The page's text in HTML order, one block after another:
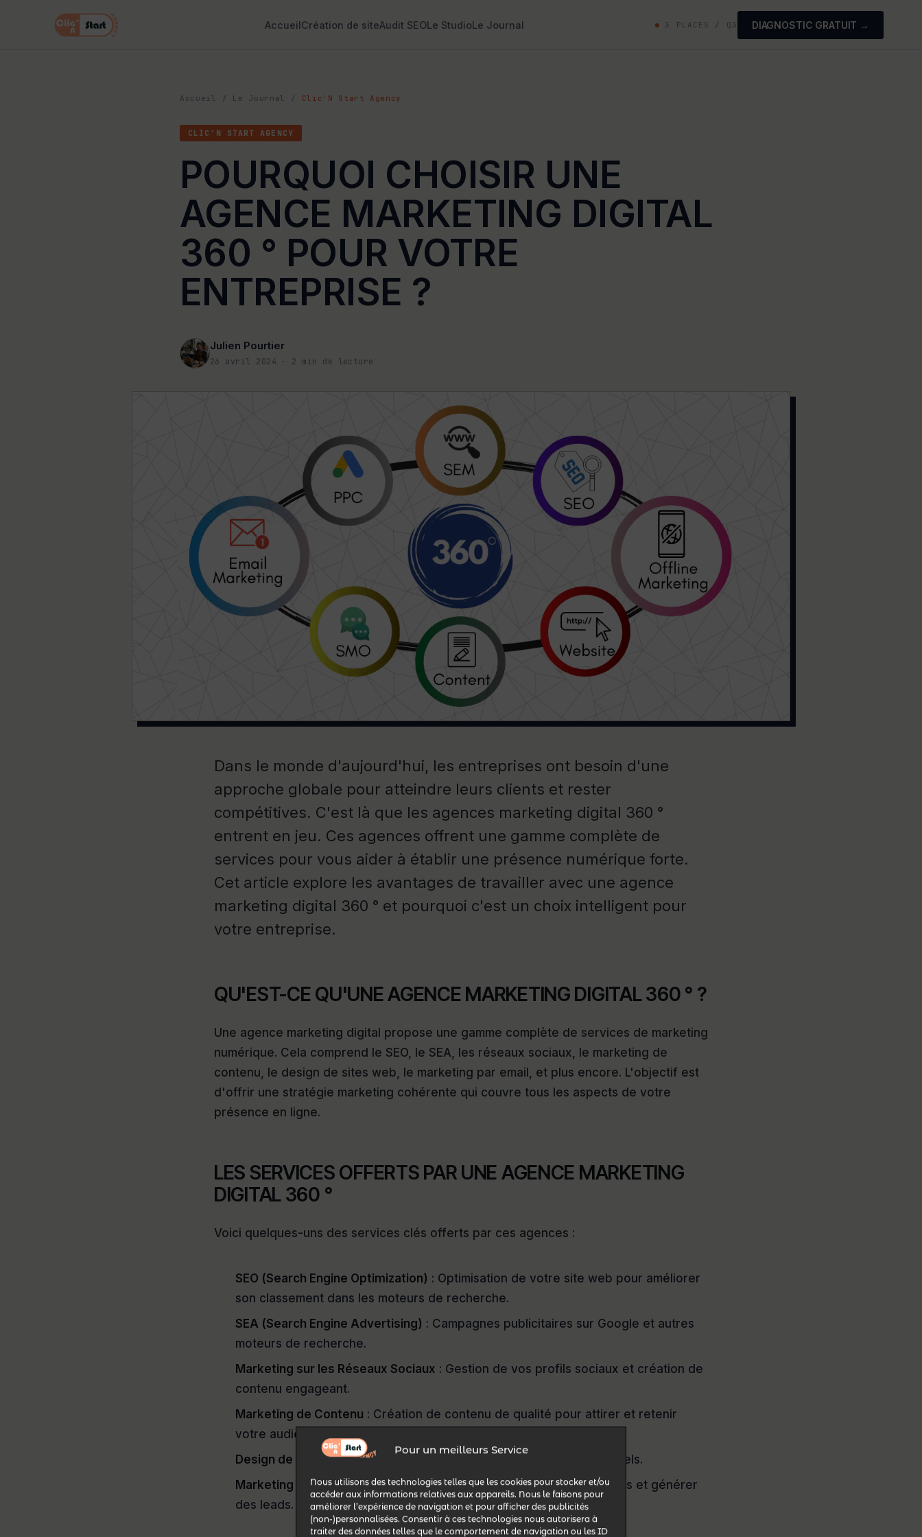
Pour un meilleurs Service
Nous utilisons des technologies telles que les cookies pour stocker et/ou
accéder aux informations relatives aux appareils. Nous le faisons pour
améliorer l’expérience de navigation et pour afficher des publicités
(non-)personnalisées. Consentir à ces technologies nous autorisera à
traiter des données telles que le comportement de navigation ou les ID
AccueilCréation de siteAudit SEOLe StudioLe Journal 3 PLACES / Q3 DIAGNOSTIC GRATUIT →
Accueil / Le Journal / Clic'N Start Agency
CLIC'N START AGENCY
POURQUOI CHOISIR UNE
AGENCE MARKETING DIGITAL
360 ° POUR VOTRE
ENTREPRISE ?
Julien Pourtier
26 avril 2024 · 2 min de lecture
Dans le monde d'aujourd'hui, les entreprises ont besoin d'une
approche globale pour atteindre leurs clients et rester
compétitives. C'est là que les agences marketing digital 360 °
entrent en jeu. Ces agences offrent une gamme complète de
services pour vous aider à établir une présence numérique forte.
Cet article explore les avantages de travailler avec une agence
marketing digital 360 ° et pourquoi c'est un choix intelligent pour
votre entreprise.
QU'EST-CE QU'UNE AGENCE MARKETING DIGITAL 360 ° ?
Une agence marketing digital propose une gamme complète de services de marketing
numérique. Cela comprend le SEO, le SEA, les réseaux sociaux, le marketing de
contenu, le design de sites web, le marketing par email, et plus encore. L'objectif est
d'offrir une stratégie marketing cohérente qui couvre tous les aspects de votre
présence en ligne.
LES SERVICES OFFERTS PAR UNE AGENCE MARKETING
DIGITAL 360 °
Voici quelques-uns des services clés offerts par ces agences :
SEO (Search Engine Optimization) : Optimisation de votre site web pour améliorer
son classement dans les moteurs de recherche.
SEA (Search Engine Advertising) : Campagnes publicitaires sur Google et autres
moteurs de recherche.
Marketing sur les Réseaux Sociaux : Gestion de vos profils sociaux et création de
contenu engageant.
Marketing de Contenu : Création de contenu de qualité pour attirer et retenir
votre audience.
Design de Sites Web: Création de sites web attrayants et fonctionnels.
Marketing par Email: Campagnes d'emailing pour fidéliser vos clients et générer
des leads.